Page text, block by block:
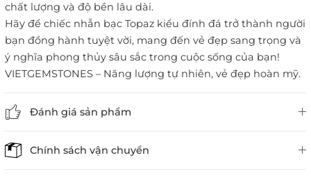
chất lượng và độ bền lâu dài.
Hãy để chiếc nhẫn bạc Topaz kiểu đính đá trở thành người
bạn đồng hành tuyệt vời, mang đến vẻ đẹp sang trọng và
ý nghĩa phong thủy sâu sắc trong cuộc sống của bạn!
VIETGEMSTONES – Năng lượng tự nhiên, vẻ đẹp hoàn mỹ.
Đánh giá sản phẩm
Chính sách vận chuyển